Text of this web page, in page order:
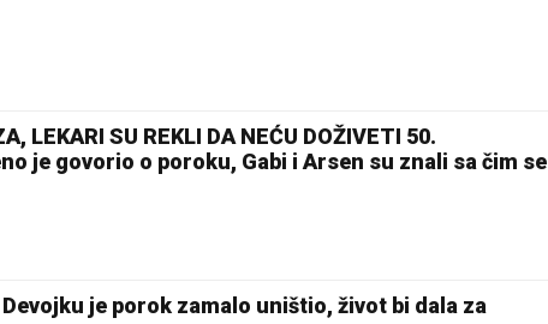
LEKARI SU REKLI DA NEĆU DOŽIVETI 50.
je govorio o poroku, Gabi i Arsen su znali sa čim se
Devojku je porok zamalo uništio, život bi dala za